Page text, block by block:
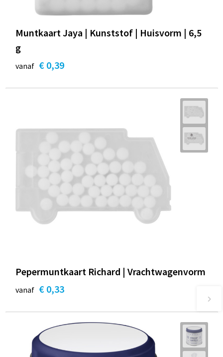
Muntkaart Jaya | Kunststof | Huisvorm | 6,5
g
vanaf € 0,39
Pepermuntkaart Richard | Vrachtwagenvorm
vanaf € 0,33